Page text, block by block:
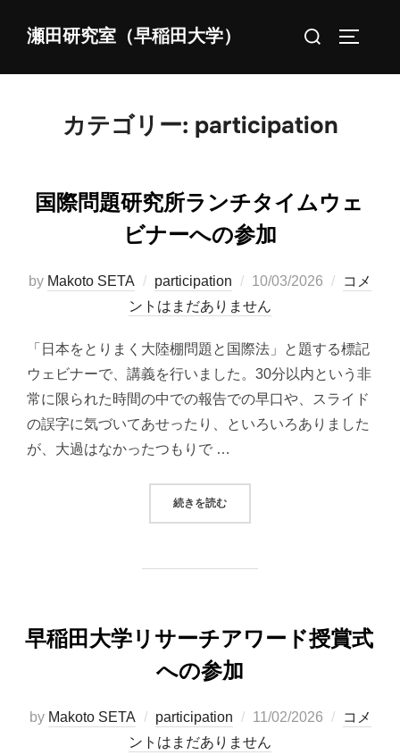
瀬田研究室（早稲田大学）
検
対
カテゴリー: participation
国際問題研究所ランチタイムウェ
ビナーへの参加
by Makoto SETA participation
投
稿
10/03/2026
コメ
ントはまだありません
「日本をとりまく大陸棚問題と国際法」と題する標記
ウェビナーで、講義を行いました。30分以内という非
常に限られた時間の中での報告での早口や、スライド
の誤字に気づいてあせったり、といろいろありました
が、大過はなかったつもりで …
続きを読む“国際問題研究所ランチタイムウェ
早稲田大学リサーチアワード授賞式
への参加
by Makoto SETA participation
投
稿
11/02/2026
コメ
ントはまだありません